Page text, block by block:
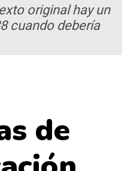
original hay un
cuando debería
de